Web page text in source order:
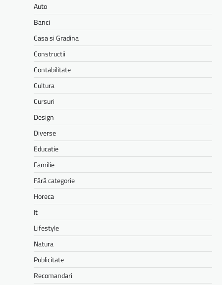
Auto
Banci
Casa si Gradina
Constructii
Contabilitate
Cultura
Cursuri
Design
Diverse
Educatie
Familie
Fără categorie
Horeca
It
Lifestyle
Natura
Publicitate
Recomandari